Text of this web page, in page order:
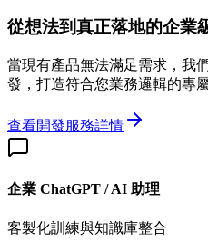
從想法到真正落地的企業
當現有產品無法滿足需求，我
發，打造符合您業務邏輯的專
查看開發服務詳情
企業 ChatGPT / AI 助理
客製化訓練與知識庫整合